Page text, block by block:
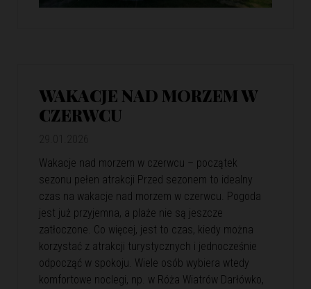
WAKACJE NAD MORZEM W
CZERWCU
Wakacje nad morzem w czerwcu – początek
sezonu pełen atrakcji Przed sezonem to idealny
czas na wakacje nad morzem w czerwcu. Pogoda
jest już przyjemna, a plaże nie są jeszcze
zatłoczone. Co więcej, jest to czas, kiedy można
korzystać z atrakcji turystycznych i jednocześnie
odpocząć w spokoju. Wiele osób wybiera wtedy
komfortowe noclegi, np. w Róża Wiatrów Darłówko,